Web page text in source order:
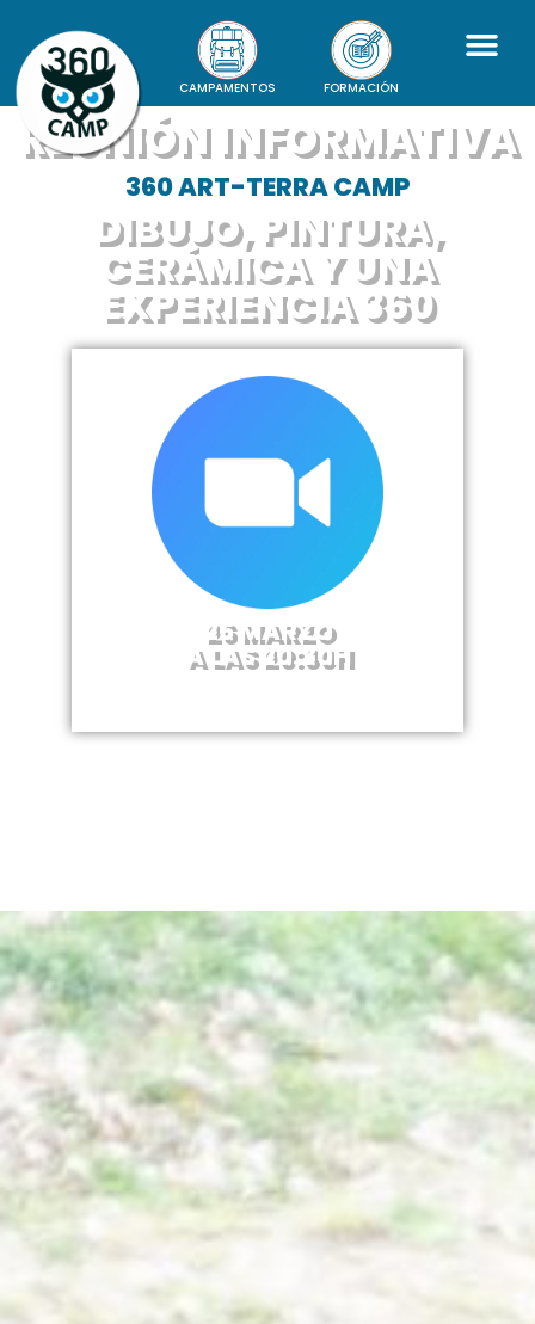
CAMPAMENTOS FORMACIÓN
REUNIÓN INFORMATIVA
360 ART-TERRA CAMP
DIBUJO, PINTURA,
CERÁMICA Y UNA
EXPERIENCIA 360
26 MARZO
A LAS 20:30H